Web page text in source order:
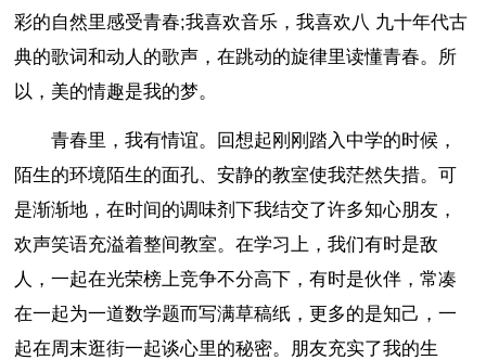
彩的自然里感受青春;我喜欢音乐，我喜欢八 九十年代古
典的歌词和动人的歌声，在跳动的旋律里读懂青春。所
以，美的情趣是我的梦。
青春里，我有情谊。回想起刚刚踏入中学的时候，
陌生的环境陌生的面孔、安静的教室使我茫然失措。可
是渐渐地，在时间的调味剂下我结交了许多知心朋友，
欢声笑语充溢着整间教室。在学习上，我们有时是敌
人，一起在光荣榜上竞争不分高下，有时是伙伴，常凑
在一起为一道数学题而写满草稿纸，更多的是知己，一
起在周末逛街一起谈心里的秘密。朋友充实了我的生